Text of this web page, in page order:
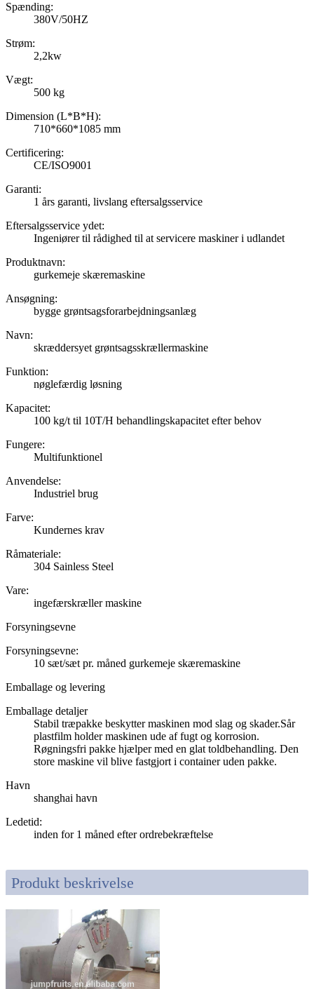
Spænding:
380V/50HZ
Strøm:
2,2kw
Vægt:
500 kg
Dimension (L*B*H):
710*660*1085 mm
Certificering:
CE/ISO9001
Garanti:
1 års garanti, livslang eftersalgsservice
Eftersalgsservice ydet:
Ingeniører til rådighed til at servicere maskiner i udlandet
Produktnavn:
gurkemeje skæremaskine
Ansøgning:
bygge grøntsagsforarbejdningsanlæg
Navn:
skræddersyet grøntsagsskrællermaskine
Funktion:
nøglefærdig løsning
Kapacitet:
100 kg/t til 10T/H behandlingskapacitet efter behov
Fungere:
Multifunktionel
Anvendelse:
Industriel brug
Farve:
Kundernes krav
Råmateriale:
304 Sainless Steel
Vare:
ingefærskræller maskine
Forsyningsevne
Forsyningsevne:
10 sæt/sæt pr. måned gurkemeje skæremaskine
Emballage og levering
Emballage detaljer
Stabil træpakke beskytter maskinen mod slag og skader.Sår
plastfilm holder maskinen ude af fugt og korrosion.
Røgningsfri pakke hjælper med en glat toldbehandling. Den
store maskine vil blive fastgjort i container uden pakke.
Havn
shanghai havn
Ledetid:
inden for 1 måned efter ordrebekræftelse
Produkt beskrivelse